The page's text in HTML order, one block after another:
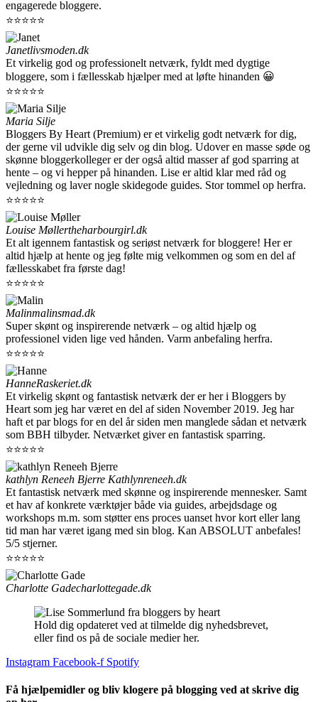
engagerede bloggere.
⭐⭐⭐⭐⭐
Janetlivsmoden.dk
Et virkelig god og professionelt netværk, fyldt med dygtige
bloggere, som i fællesskab hjælper med at løfte hinanden 😀
⭐⭐⭐⭐⭐
Maria Silje
Bloggers By Heart (Premium) er et virkelig godt netværk for dig,
der gerne vil udvikle dig selv og din blog. Udover en masse søde og
skønne bloggerkolleger er der også altid masser af god sparring at
hente – og vi hepper på hinanden. Lise er altid klar med råd og
vejledning og laver nogle skidegode guides. Stor tommel op herfra.
⭐⭐⭐⭐⭐
Louise Møllertheharbourgirl.dk
Et alt igennem fantastisk og seriøst netværk for bloggere! Her er
altid hjælp at hente og jeg følte mig velkommen og som en del af
fællesskabet fra første dag!
⭐⭐⭐⭐⭐
Malinmalinsmad.dk
Super skønt og inspirerende netværk – og altid hjælp og
professionel viden lige ved hånden. Varm anbefaling herfra.
⭐⭐⭐⭐⭐
HanneRaskeriet.dk
Et virkelig skønt og fantastisk netværk der er her i Bloggers by
Heart som jeg har været en del af siden November 2019. Jeg har
haft et par blogs for en del år siden men manglede sådan et netværk
som BBH tilbyder. Netværket giver en fantastisk sparring.
⭐⭐⭐⭐⭐
kathlyn Reneeh Bjerre Kathlynreneeh.dk
Et fantastisk netværk med skønne og inspirerende mennesker. Samt
et hav af konkrete værktøjer både via guides, arbejdsdage og
workshops m.m. som støtter ens proces uanset hvor kort eller lang
tid man har været igang med sin blog. Kan ABSOLUT anbefales!
5/5 stjerner.
⭐⭐⭐⭐⭐
Charlotte Gadecharlottegade.dk
Hold dig opdateret ved at tilmelde dig nyhedsbrevet,
eller find os på de sociale medier her.
Instagram Facebook-f Spotify
Få hjælpemidler og bliv klogere på blogging ved at skrive dig